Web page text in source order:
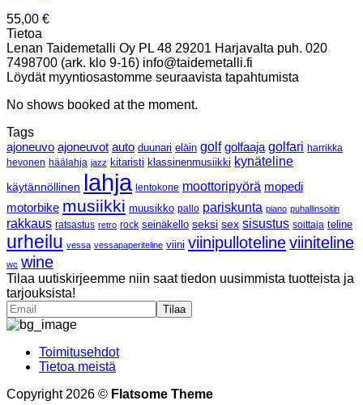
55,00 €
Tietoa
Lenan Taidemetalli Oy PL 48 29201 Harjavalta puh. 020
7498700 (ark. klo 9-16) info@taidemetalli.fi
Löydät myyntiosastomme seuraavista tapahtumista
No shows booked at the moment.
Tags
ajoneuvo ajoneuvot auto duunari eläin golf golfaaja golfari harrikka
hevonen häälahja jazz kitaristi klassinenmusiikki kynäteline
käytännöllinen lahja lentokone moottoripyörä mopedi
motorbike musiikki muusikko pallo pariskunta piano puhallinsoitin
rakkaus ratsastus retro rock seinäkello seksi sex sisustus soittaja teline
urheilu vessa vessapaperiteline viini viinipullotelineviiniteline
wc wine
Tilaa uutiskirjeemme niin saat tiedon uusimmista tuotteista ja
tarjouksista!
Toimitusehdot
Tietoa meistä
Copyright 2026 © Flatsome Theme